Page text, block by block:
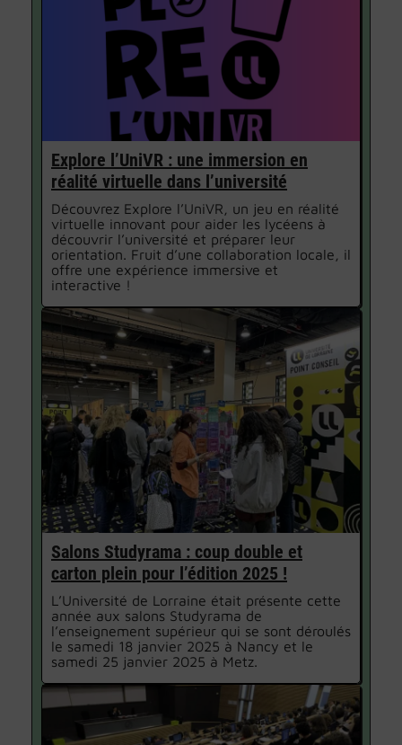
Explore l’UniVR : une immersion en
réalité virtuelle dans l’université
Découvrez Explore l’UniVR, un jeu en réalité
virtuelle innovant pour aider les lycéens à
découvrir l’université et préparer leur
orientation. Fruit d’une collaboration locale, il
offre une expérience immersive et
interactive !
Salons Studyrama : coup double et
carton plein pour l’édition 2025 !
L’Université de Lorraine était présente cette
année aux salons Studyrama de
l’enseignement supérieur qui se sont déroulés
le samedi 18 janvier 2025 à Nancy et le
samedi 25 janvier 2025 à Metz.